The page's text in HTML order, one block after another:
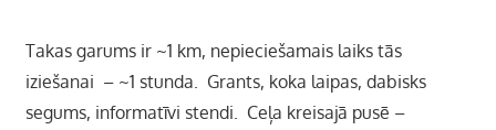
Takas garums ir ~1 km, nepieciešamais laiks tās
iziešanai – ~1 stunda. Grants, koka laipas, dabisks
segums, informatīvi stendi. Ceļa kreisajā pusē –